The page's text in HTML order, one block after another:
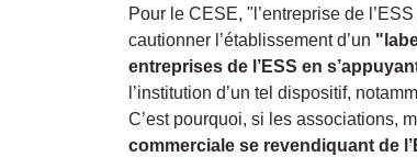
Pour le CESE, "l’entreprise de l’ESS
cautionner l’établissement d’un
entreprises de l’ESS en
l’institution d’un tel dispositif,
C’est pourquoi, si les associations,
commerciale se revendiquant de